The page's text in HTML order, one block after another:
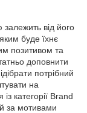
від його
буде їхнє
позитивом та
доповнити
потрібний
на
категорії Brand
за мотивами